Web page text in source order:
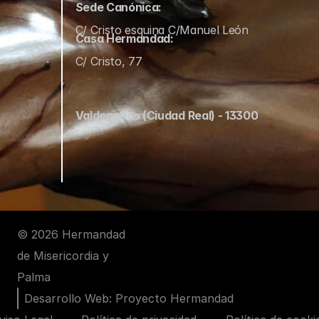
Sede Canónica:
C/ Cristo esquina C/Manuel León
Casa Hermandad:
C/ Cristo, 77
Valdepeñas (Ciudad Real) - 13300
© 2026 Hermandad
de Misericordia y
Palma
Desarrollo Web: Proyecto Hermandad